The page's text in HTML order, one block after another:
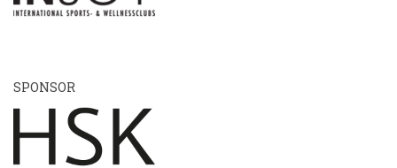
SPONSOR